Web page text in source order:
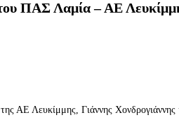
ΠΑΣ Λαμία – ΑΕ
ΑΕ Λευκίμμης, Γιάννης